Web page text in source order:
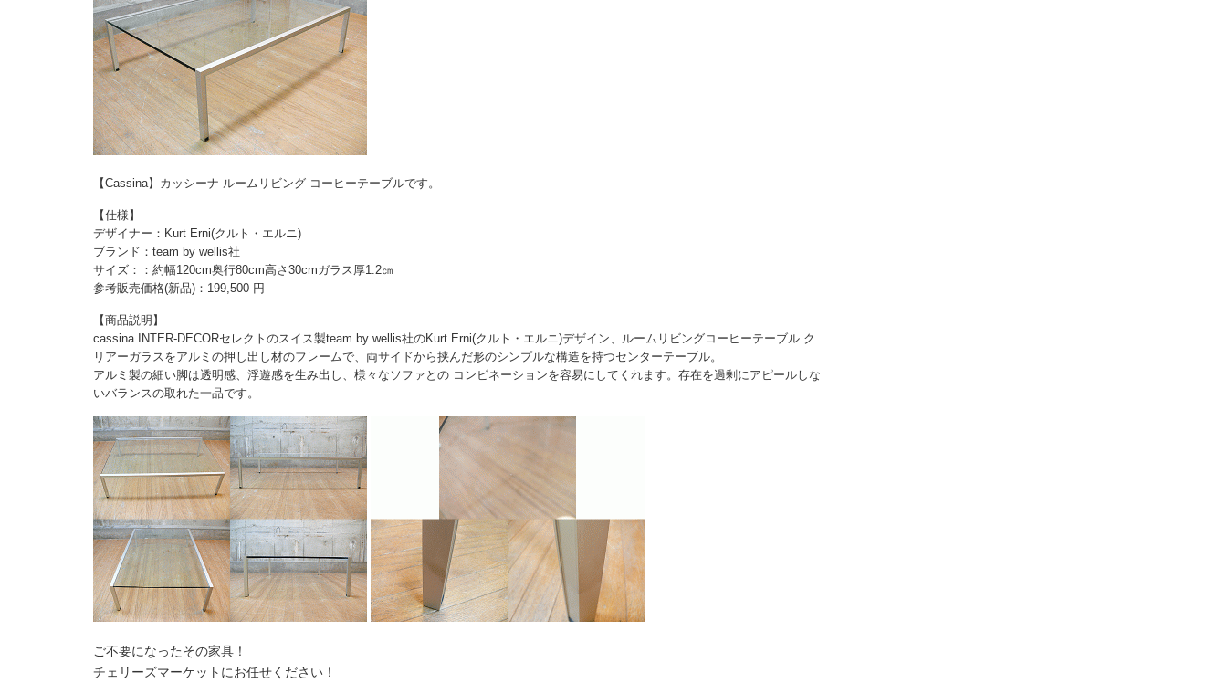
【Cassina】カッシーナ ルームリビング コーヒーテーブルです。
【仕様】
デザイナー：Kurt Erni(クルト・エルニ)
ブランド：team by wellis社
サイズ：：約幅120cm奥行80cm高さ30cmガラス厚1.2㎝
参考販売価格(新品)：199,500 円
【商品説明】
cassina INTER-DECORセレクトのスイス製team by wellis社のKurt Erni(クルト・エルニ)デザイン、ルームリビングコーヒーテーブル ク
リアーガラスをアルミの押し出し材のフレームで、両サイドから挟んだ形のシンプルな構造を持つセンターテーブル。
アルミ製の細い脚は透明感、浮遊感を生み出し、様々なソファとの コンビネーションを容易にしてくれます。存在を過剰にアピールしな
いバランスの取れた一品です。
ご不要になったその家具！
チェリーズマーケットにお任せください！